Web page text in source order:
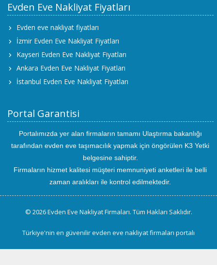
Evden Eve Nakliyat Fiyatları
Evden eve nakliyat fiyatları
İzmir Evden Eve Nakliyat Fiyatları
Kayseri Evden Eve Nakliyat Fiyatları
Ankara Evden Eve Nakliyat Fiyatları
İstanbul Evden Eve Nakliyat Fiyatları
Portal Garantisi
Portalımızda yer alan firmaların tamamı Ulaştırma bakanlığı
tarafından evden eve taşımacılık yapmak için öngörülen K3 Yetki
belgesine sahiptir.
Firmaların hizmet kalitesi müşteri memnuniyeti anketleri ile belli
zaman aralıkları ile kontrol edilmektedir.
© 2026 Evden Eve Nakliyat Firmaları. Tüm Hakları Saklıdır.
Türkiye'nin en güvenilir evden eve nakliyat firmaları portalı